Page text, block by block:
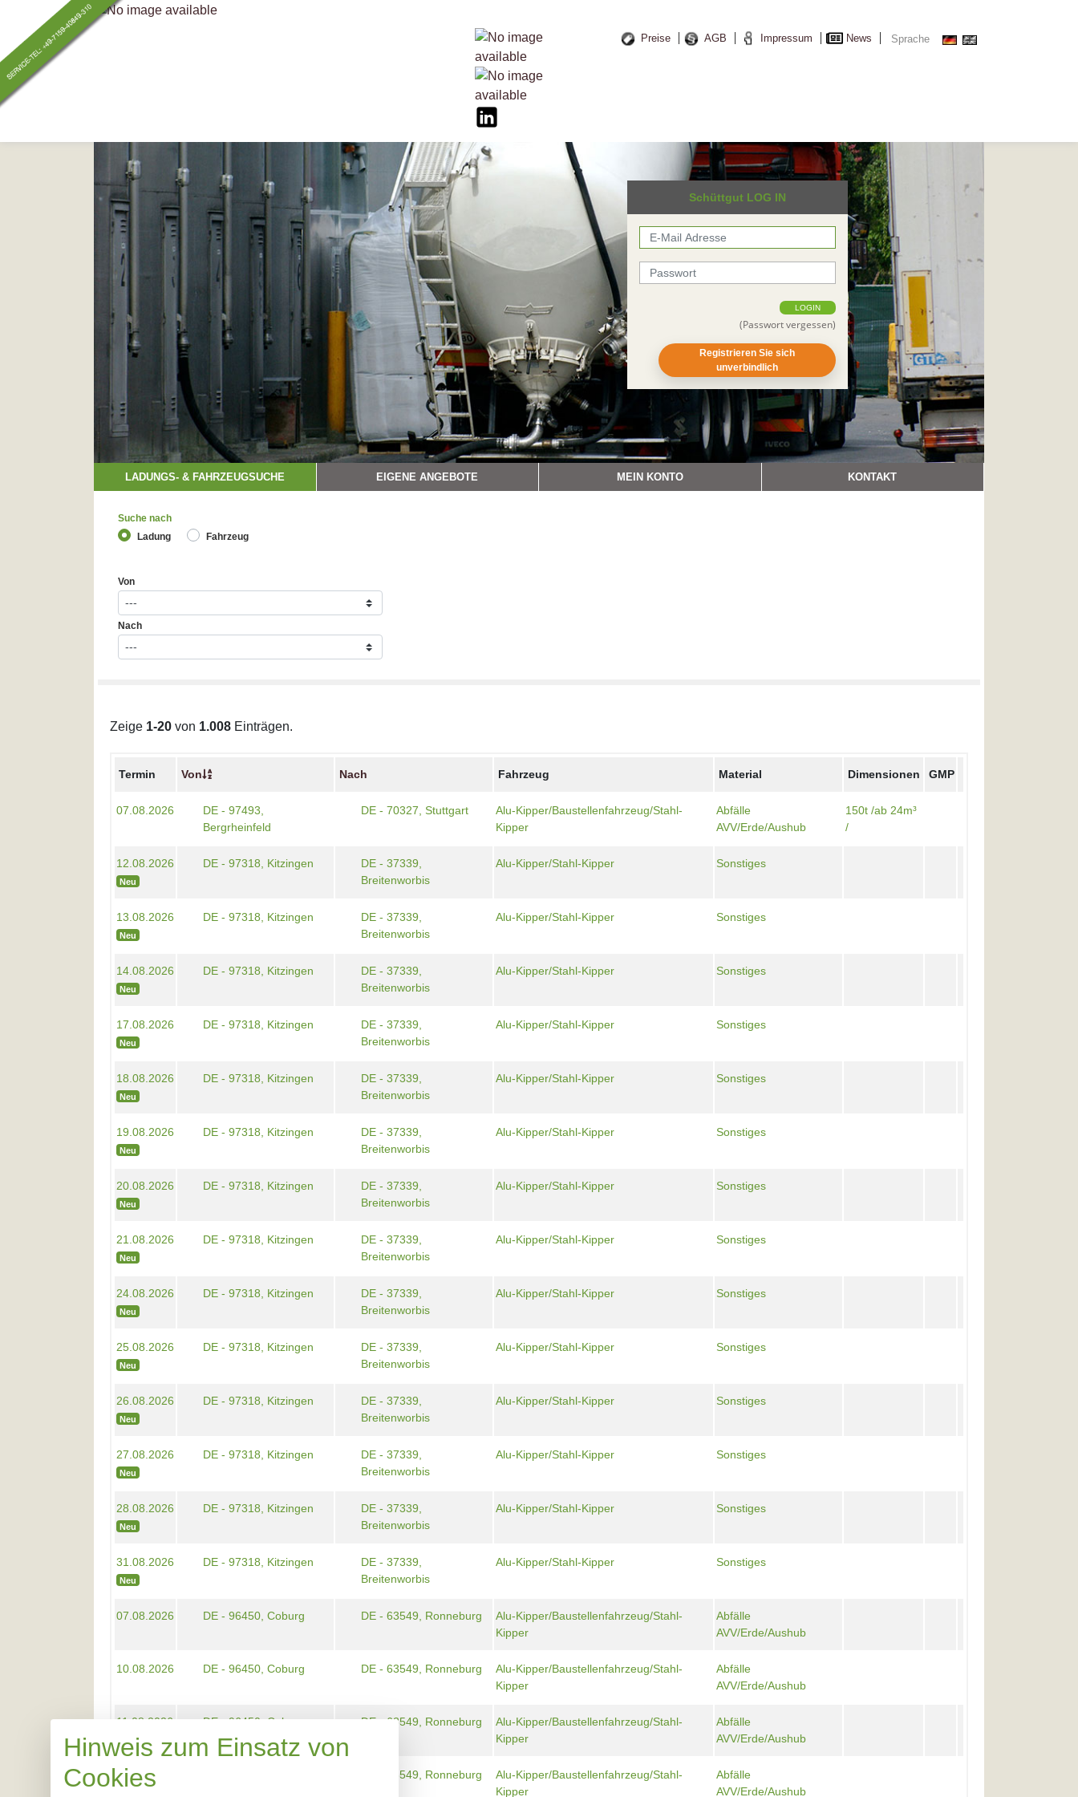
Preise AGB Impressum News Sprache
Schüttgut LOG IN
LOGIN
(Passwort vergessen)
Registrieren Sie sich
unverbindlich
LADUNGS- & FAHRZEUGSUCHE EIGENE ANGEBOTE MEIN KONTO KONTAKT
Suche nach
Ladung
Fahrzeug
Von
Nach
Zeige 1-20 von 1.008 Einträgen.
Termin Von Nach Fahrzeug Material Dimensionen GMP
07.08.2026
DE - 97493,
Bergrheinfeld
DE - 70327, Stuttgart
Alu-Kipper/Baustellenfahrzeug/Stahl-
Kipper
Abfälle
AVV/Erde/Aushub
150t /ab 24m³
/
12.08.2026
Neu
DE - 97318, Kitzingen
DE - 37339,
Breitenworbis
Alu-Kipper/Stahl-Kipper Sonstiges
13.08.2026
Neu
DE - 97318, Kitzingen
DE - 37339,
Breitenworbis
Alu-Kipper/Stahl-Kipper Sonstiges
14.08.2026
Neu
DE - 97318, Kitzingen
DE - 37339,
Breitenworbis
Alu-Kipper/Stahl-Kipper Sonstiges
17.08.2026
Neu
DE - 97318, Kitzingen
DE - 37339,
Breitenworbis
Alu-Kipper/Stahl-Kipper Sonstiges
18.08.2026
Neu
DE - 97318, Kitzingen
DE - 37339,
Breitenworbis
Alu-Kipper/Stahl-Kipper Sonstiges
19.08.2026
Neu
DE - 97318, Kitzingen
DE - 37339,
Breitenworbis
Alu-Kipper/Stahl-Kipper Sonstiges
20.08.2026
Neu
DE - 97318, Kitzingen
DE - 37339,
Breitenworbis
Alu-Kipper/Stahl-Kipper Sonstiges
21.08.2026
Neu
DE - 97318, Kitzingen
DE - 37339,
Breitenworbis
Alu-Kipper/Stahl-Kipper Sonstiges
24.08.2026
Neu
DE - 97318, Kitzingen
DE - 37339,
Breitenworbis
Alu-Kipper/Stahl-Kipper Sonstiges
25.08.2026
Neu
DE - 97318, Kitzingen
DE - 37339,
Breitenworbis
Alu-Kipper/Stahl-Kipper Sonstiges
26.08.2026
Neu
DE - 97318, Kitzingen
DE - 37339,
Breitenworbis
Alu-Kipper/Stahl-Kipper Sonstiges
27.08.2026
Neu
DE - 97318, Kitzingen
DE - 37339,
Breitenworbis
Alu-Kipper/Stahl-Kipper Sonstiges
28.08.2026
Neu
DE - 97318, Kitzingen
DE - 37339,
Breitenworbis
Alu-Kipper/Stahl-Kipper Sonstiges
31.08.2026
Neu
DE - 97318, Kitzingen
DE - 37339,
Breitenworbis
Alu-Kipper/Stahl-Kipper Sonstiges
07.08.2026 DE - 96450, Coburg DE - 63549, Ronneburg
Alu-Kipper/Baustellenfahrzeug/Stahl-
Kipper
Abfälle
AVV/Erde/Aushub
10.08.2026 DE - 96450, Coburg DE - 63549, Ronneburg
Alu-Kipper/Baustellenfahrzeug/Stahl-
Kipper
Abfälle
AVV/Erde/Aushub
11.08.2026 DE - 96450, Coburg DE - 63549, Ronneburg
Alu-Kipper/Baustellenfahrzeug/Stahl-
Kipper
Abfälle
AVV/Erde/Aushub
12.08.2026 DE - 63549, Ronneburg
Alu-Kipper/Baustellenfahrzeug/Stahl-
Kipper
Abfälle
AVV/Erde/Aushub
Hinweis zum Einsatz von
Cookies